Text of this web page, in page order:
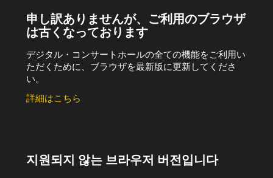
申し訳ありませんが、ご利用のブラウザ
は古くなっております
デジタル・コンサートホールの全ての機能をご利用い
ただくために、ブラウザを最新版に更新してくださ
い。
詳細はこちら
지원되지 않는 브라우저 버전입니다